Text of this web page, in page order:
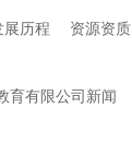
展历程 资源资质
育有限公司新闻